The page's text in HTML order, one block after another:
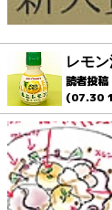
レモ
読者投稿
(07.30